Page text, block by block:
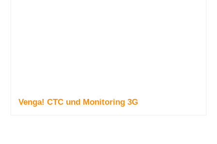
Venga! CTC und Monitoring 3G